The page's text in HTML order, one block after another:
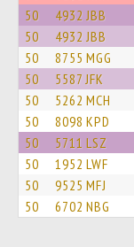
50 4932 JBB
50 4932 JBB
50 8755 MGG
50 5587 JFK
50 5262 MCH
50 8098 KPD
50 5711 LSZ
50 1952 LWF
50 9525 MFJ
50 6702 NBG